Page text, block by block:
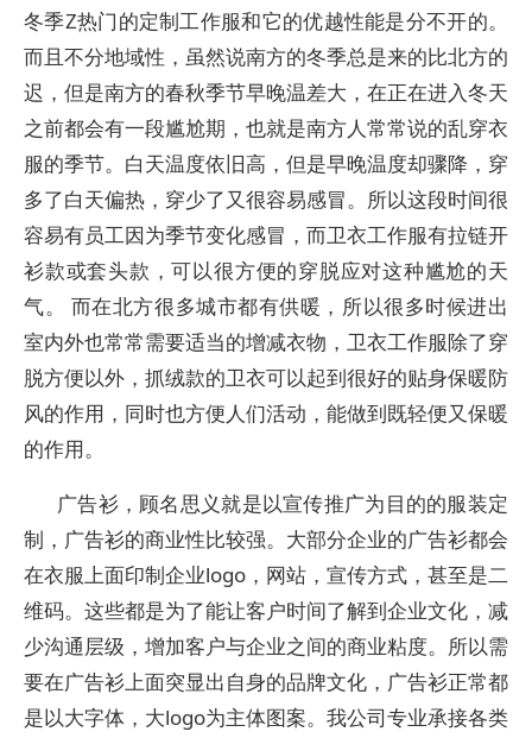
冬季Z热门的定制工作服和它的优越性能是分不开的。
而且不分地域性，虽然说南方的冬季总是来的比北方的
迟，但是南方的春秋季节早晚温差大，在正在进入冬天
之前都会有一段尴尬期，也就是南方人常常说的乱穿衣
服的季节。白天温度依旧高，但是早晚温度却骤降，穿
多了白天偏热，穿少了又很容易感冒。所以这段时间很
容易有员工因为季节变化感冒，而卫衣工作服有拉链开
衫款或套头款，可以很方便的穿脱应对这种尴尬的天
气。 而在北方很多城市都有供暖，所以很多时候进出
室内外也常常需要适当的增减衣物，卫衣工作服除了穿
脱方便以外，抓绒款的卫衣可以起到很好的贴身保暖防
风的作用，同时也方便人们活动，能做到既轻便又保暖
的作用。
广告衫，顾名思义就是以宣传推广为目的的服装定
制，广告衫的商业性比较强。大部分企业的广告衫都会
在衣服上面印制企业logo，网站，宣传方式，甚至是二
维码。这些都是为了能让客户时间了解到企业文化，减
少沟通层级，增加客户与企业之间的商业粘度。所以需
要在广告衫上面突显出自身的品牌文化，广告衫正常都
是以大字体，大logo为主体图案。我公司专业承接各类